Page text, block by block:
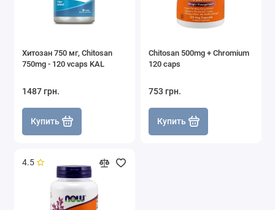
Хитозан 750 мг, Chitosan
750mg - 120 vcaps KAL
1487 грн.
Купить
Chitosan 500mg + Сhromium
120 caps
753 грн.
Купить
4.5